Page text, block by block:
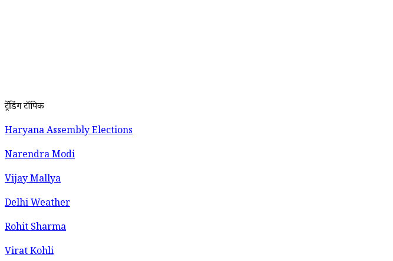
ट्रेंडिंग टॉपिक
Haryana Assembly Elections
Narendra Modi
Vijay Mallya
Delhi Weather
Rohit Sharma
Virat Kohli